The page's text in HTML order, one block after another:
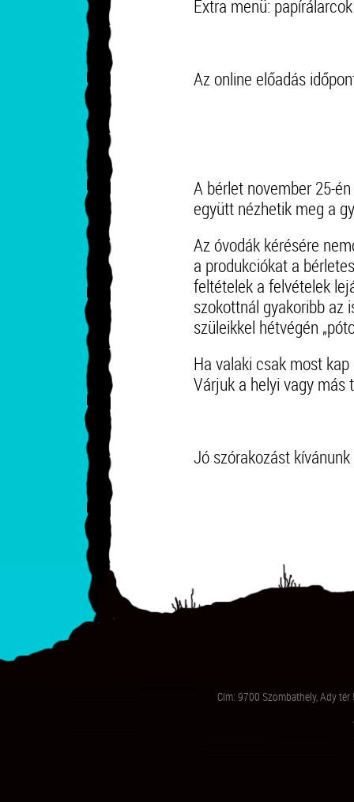
Extra menü:
Az online előadás
A bérlet november 25-
együtt nézhetik meg a
Az óvodák kérésére
a produkciókat a
feltételek a felvételek
szokottnál gyakoribb az
szüleikkel hétvégén
Ha valaki csak most
Várjuk a helyi vagy más
Jó szórakozást
Cím: 9700 Szombathely, Ady